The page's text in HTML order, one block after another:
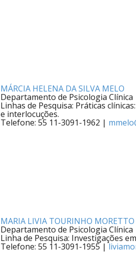
MÁRCIA HELENA DA SILVA MELO
Departamento de Psicologia Clínica
Linhas de Pesquisa: Práticas
e interlocuções.
Telefone: 55 11-3091-1962 |
MARIA LIVIA TOURINHO MORETTO
Departamento de Psicologia Clínica
Linha de Pesquisa: Investigações
Telefone: 55 11-3091-1955 |